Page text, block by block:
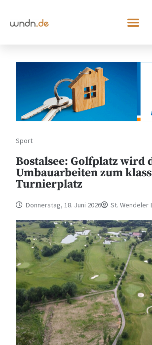
Sport
Bostalsee: Golfplatz wird
Umbauarbeiten zum
Turnierplatz
Donnerstag, 18. Juni 2026 St. Wendeler